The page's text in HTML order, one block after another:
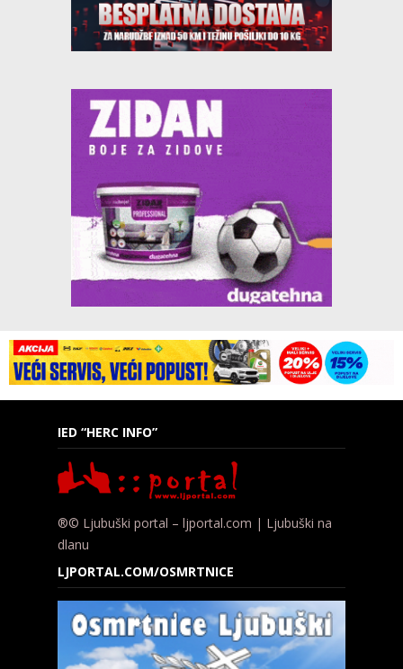
IED “HERC INFO”
®© Ljubuški portal – ljportal.com | Ljubuški na
dlanu
LJPORTAL.COM/OSMRTNICE